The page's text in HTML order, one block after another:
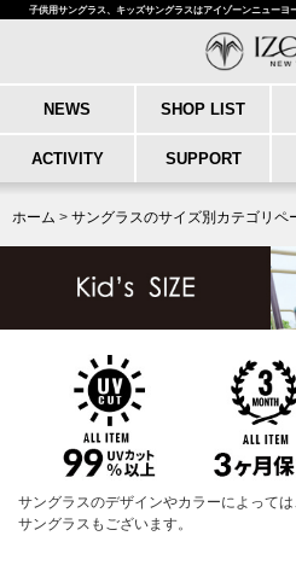
子供用サングラス、キッズサングラスはアイゾーンニューヨ
NEWS SHOP LIST
ACTIVITY SUPPORT
ホーム > サングラスのサイズ別カテゴリペ
サングラスのデザインやカラーによって
サングラスもございます。